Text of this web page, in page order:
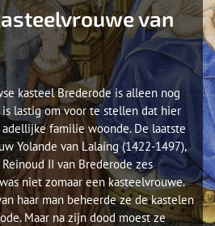
van
kasteel Brederode is alleen nog
lastig om voor te stellen dat hier
familie woonde. De laatste
Yolande van Lalaing (1422-1497),
II van Brederode zes
niet zomaar een kasteelvrouwe.
haar man beheerde ze de kastelen
Maar na zijn dood moest ze